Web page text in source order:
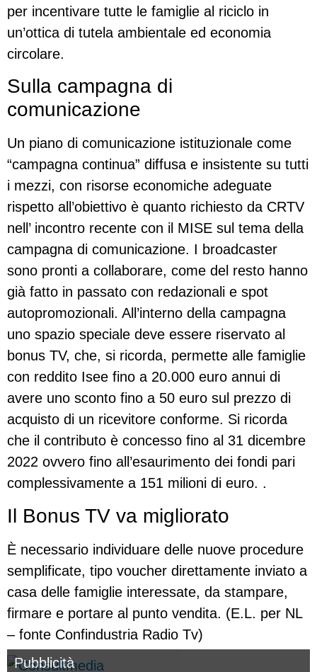
per incentivare tutte le famiglie al riciclo in
un’ottica di tutela ambientale ed economia
circolare.
Sulla campagna di
comunicazione
Un piano di comunicazione istituzionale come
“campagna continua” diffusa e insistente su tutti
i mezzi, con risorse economiche adeguate
rispetto all’obiettivo è quanto richiesto da CRTV
nell’ incontro recente con il MISE sul tema della
campagna di comunicazione. I broadcaster
sono pronti a collaborare, come del resto hanno
già fatto in passato con redazionali e spot
autopromozionali. All’interno della campagna
uno spazio speciale deve essere riservato al
bonus TV, che, si ricorda, permette alle famiglie
con reddito Isee fino a 20.000 euro annui di
avere uno sconto fino a 50 euro sul prezzo di
acquisto di un ricevitore conforme. Si ricorda
che il contributo è concesso fino al 31 dicembre
2022 ovvero fino all’esaurimento dei fondi pari
complessivamente a 151 milioni di euro. .
Il Bonus TV va migliorato
È necessario individuare delle nuove procedure
semplificate, tipo voucher direttamente inviato a
casa delle famiglie interessate, da stampare,
firmare e portare al punto vendita. (E.L. per NL
– fonte Confindustria Radio Tv)
Pubblicità